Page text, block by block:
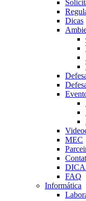
Dicas
MEC
FAQ
Informática